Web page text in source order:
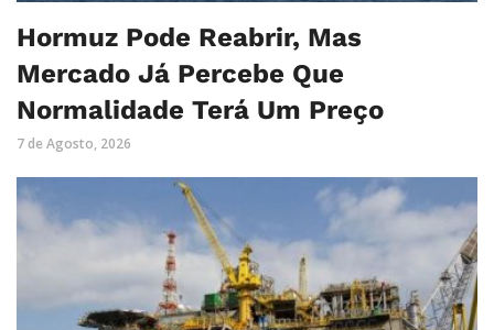
Hormuz Pode Reabrir, Mas
Mercado Já Percebe Que
Normalidade Terá Um Preço
7 de Agosto, 2026